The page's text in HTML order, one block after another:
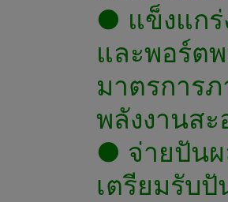
● แข็งแกร่
และพอร์ต
มาตรการ
พลังงานสะ
● จ่ายปันผ
เตรียมรับ